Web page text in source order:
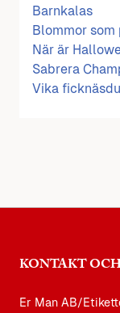
Barnkalas
Blommor som
När är
Sabrera
Vika
KONTAKT
Er Man AB/